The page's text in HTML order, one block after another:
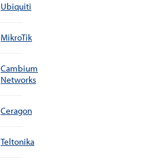
Ubiquiti
MikroTik
Cambium
Networks
Ceragon
Teltonika